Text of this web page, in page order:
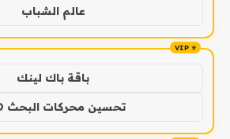
عالم الشباب
باقة باك لينك
تحسين محركات البحث SEO